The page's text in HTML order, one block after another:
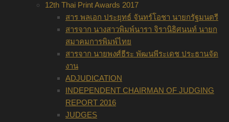
12th Thai Print Awards 2017
สาร พลเอก ประยุทธ์ จันทร์โอชา นายกรัฐมนตรี
สารจาก นางสาวพิมพ์นารา จิรานิธิศนนท์ นายก
สมาคมการพิมพ์ไทย
สารจาก นายพงศ์ธีระ พัฒนพีระเดช ประธานจัด
งาน
ADJUDICATION
INDEPENDENT CHAIRMAN OF JUDGING
REPORT 2016
JUDGES